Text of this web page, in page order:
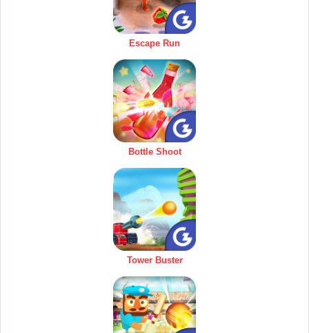
Escape Run
Bottle Shoot
Tower Buster